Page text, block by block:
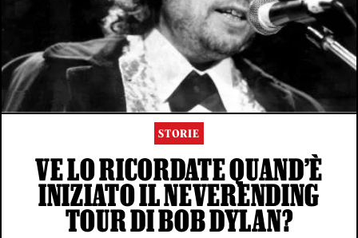
STORIE
VE LO RICORDATE QUAND’È
INIZIATO IL NEVERENDING
TOUR DI BOB DYLAN?